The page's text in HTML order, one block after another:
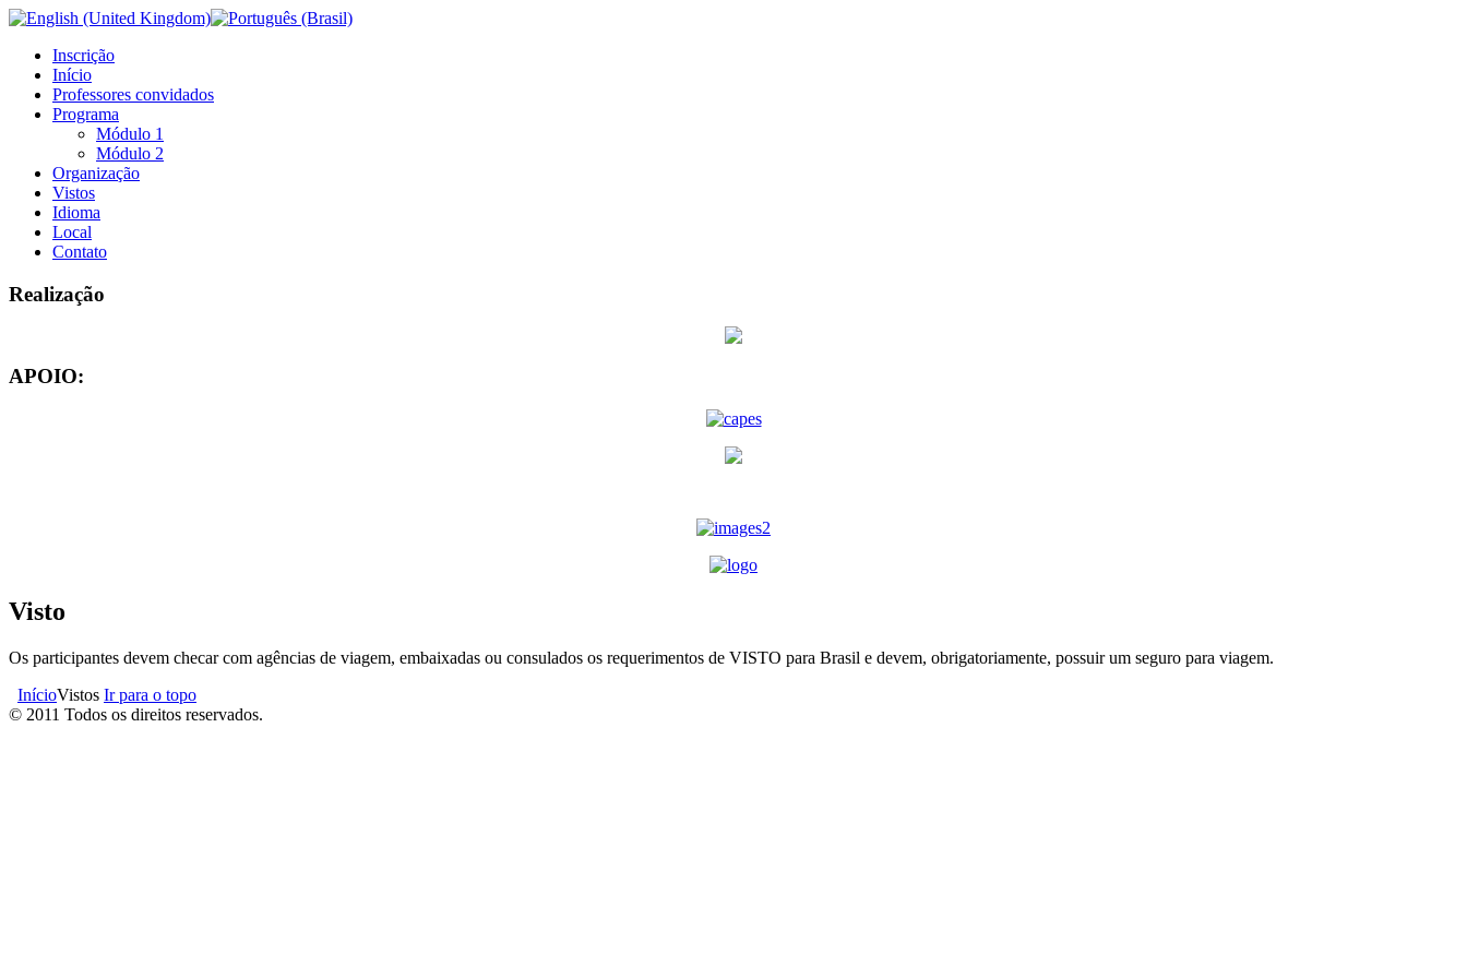
Inscrição
Início
Professores convidados
Programa
Módulo 1
Módulo 2
Organização
Vistos
Idioma
Local
Contato
Realização
APOIO:
Visto
Os participantes devem checar com agências de viagem, embaixadas ou consulados os requerimentos de VISTO para Brasil e devem, obrigatoriamente, possuir um seguro para viagem.
InícioVistos Ir para o topo
© 2011 Todos os direitos reservados.